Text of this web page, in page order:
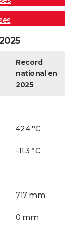
Record
national en
2025
42,4 °C
-11,3 °C
717 mm
0 mm